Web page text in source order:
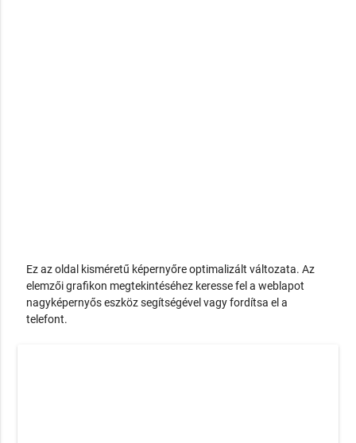
Ez az oldal kisméretű képernyőre optimalizált változata. Az
elemzői grafikon megtekintéséhez keresse fel a weblapot
nagyképernyős eszköz segítségével vagy fordítsa el a
telefont.